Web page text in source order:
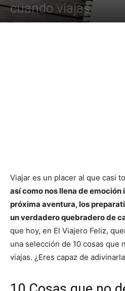
cuando viajas
Viajar es un placer al que casi
así como nos llena de
próxima aventura, los
un verdadero quebradero de
que hoy, en El Viajero Feliz,
una selección de 10 cosas que
viajas. ¿Eres capaz de